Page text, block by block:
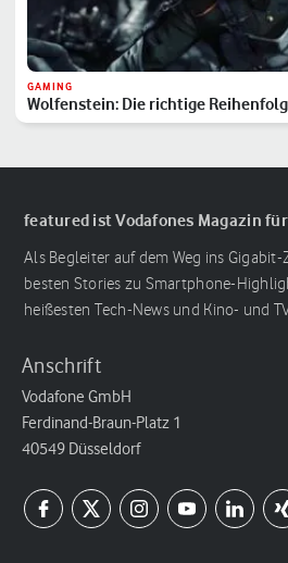
GAMING
Wolfenstein: Die richtige
featured ist Vodafones Magazin
Als Begleiter auf dem Weg ins
besten Stories zu Smartphone-
heißesten Tech-News und Kino- und
Anschrift
Vodafone GmbH
Ferdinand-Braun-Platz 1
40549 Düsseldorf